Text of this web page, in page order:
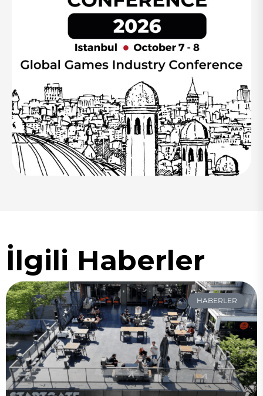
İlgili Haberler
HABERLER